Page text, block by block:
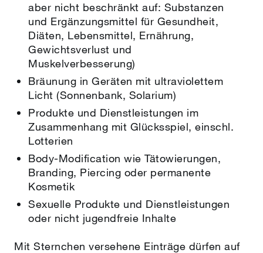
aber nicht beschränkt auf: Substanzen
und Ergänzungsmittel für Gesundheit,
Diäten, Lebensmittel, Ernährung,
Gewichtsverlust und
Muskelverbesserung)
Bräunung in Geräten mit ultraviolettem
Licht (Sonnenbank, Solarium)
Produkte und Dienstleistungen im
Zusammenhang mit Glücksspiel, einschl.
Lotterien
Body-Modification wie Tätowierungen,
Branding, Piercing oder permanente
Kosmetik
Sexuelle Produkte und Dienstleistungen
oder nicht jugendfreie Inhalte
Mit Sternchen versehene Einträge dürfen auf